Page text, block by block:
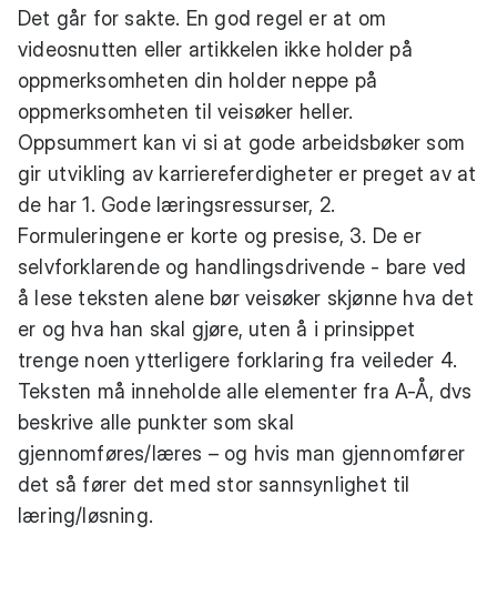
Det går for sakte. En god regel er at om
videosnutten eller artikkelen ikke holder på
oppmerksomheten din holder neppe på
oppmerksomheten til veisøker heller.
Oppsummert kan vi si at gode arbeidsbøker som
gir utvikling av karriereferdigheter er preget av at
de har 1. Gode læringsressurser, 2.
Formuleringene er korte og presise, 3. De er
selvforklarende og handlingsdrivende - bare ved
å lese teksten alene bør veisøker skjønne hva det
er og hva han skal gjøre, uten å i prinsippet
trenge noen ytterligere forklaring fra veileder 4.
Teksten må inneholde alle elementer fra A-Å, dvs
beskrive alle punkter som skal
gjennomføres/læres – og hvis man gjennomfører
det så fører det med stor sannsynlighet til
læring/løsning.